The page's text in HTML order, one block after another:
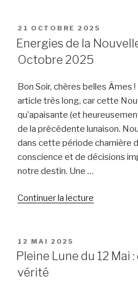
PUBLIÉ
LE
21 OCTOBRE 2025
Energies de la
Octobre 2025
Bon Soir, chères belles Âmes !
article très long, car cette
qu’apaisante (et
de la précédente lunaison.
dans cette période charnière
conscience et de décisions
notre destin. Une …
Continuer la lecture
Nouvelle
PUBLIÉ
LE
12 MAI 2025
Pleine Lune du 12 Mai
vérité